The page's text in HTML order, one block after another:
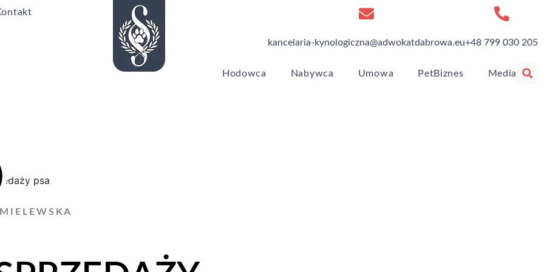
kancelaria-kynologiczna@adwokatdabrowa.eu+48 799 030 205
Hodowca Nabywca Umowa PetBiznes Media